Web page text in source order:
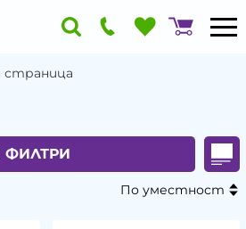
страница
ФИЛТРИ
По уместност